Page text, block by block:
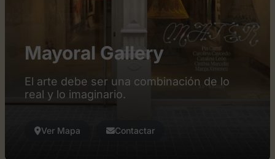
Mayoral Gallery
El arte debe ser una combinación de lo
real y lo imaginario.
Ver Mapa Contactar